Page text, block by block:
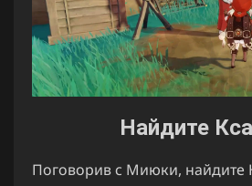
Найдите
Поговорив с Миюки, найдите